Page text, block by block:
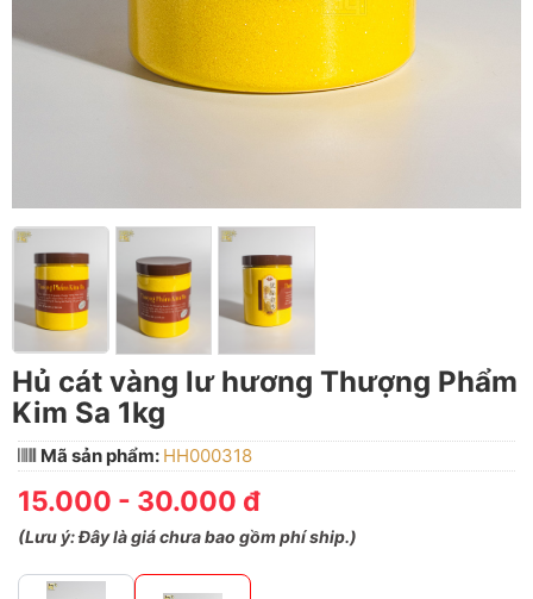
Hủ cát vàng lư hương Thượng Phẩm
Kim Sa 1kg
Mã sản phẩm: HH000318
15.000 - 30.000 đ
(Lưu ý:Đây là giá chưa bao gồm phí ship.)